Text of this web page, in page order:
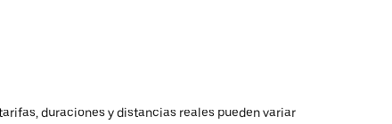
duraciones y distancias reales pueden variar